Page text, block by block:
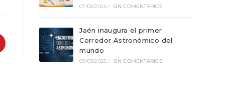
07/05/2025 / SIN COMENTARIOS
Jaén inaugura el primer
Corredor Astronómico del
mundo
09/03/2025 / SIN COMENTARIOS